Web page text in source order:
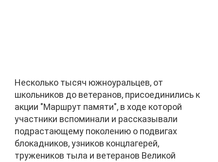
Несколько тысяч южноуральцев, от
школьников до ветеранов, присоединились к
акции "Маршрут памяти", в ходе которой
участники вспоминали и рассказывали
подрастающему поколению о подвигах
блокадников, узников концлагерей,
тружеников тыла и ветеранов Великой